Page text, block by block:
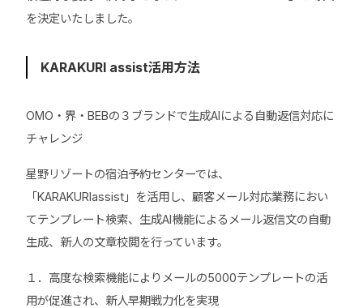
を決定いたしました。
KARAKURI assist活用方法
OMO・界・BEBの３ブランドで生成AIによる自動返信対応に
チャレンジ
星野リゾートの宿泊予約センターでは、
「KARAKURIassist」を活用し、顧客メール対応業務におい
てテンプレート検索、生成AI機能によるメール返信文の自動
生成、新人の文章校閲を行っています。
１．高度な検索機能によりメールの5000テンプレートの活
用が促進され、新人早期戦力化を実現